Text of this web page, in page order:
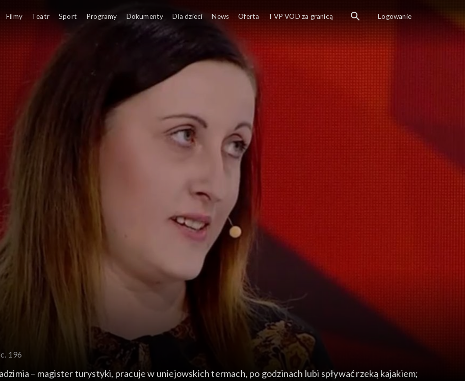
196
– magister turystyki, pracuje w uniejowskich termach, po godzinach lubi spływać rzeką kajakiem;
Filmy Teatr Sport Programy Dokumenty Dla dzieci News Oferta TVP VOD za granicą Logowanie